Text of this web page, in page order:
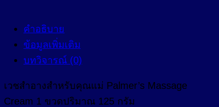
คำอธิบาย
ข้อมูลเพิ่มเติม
บทวิจารณ์ (0)
เวชสำอางสำหรับคุณแม่ Palmer’s Massage
Cream 1 ขวดปริมาณ 125 กรัม